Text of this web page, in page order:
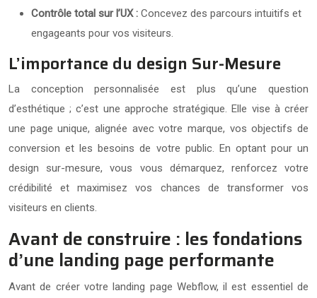
Contrôle total sur l’UX : Concevez des parcours intuitifs et
engageants pour vos visiteurs.
L’importance du design Sur-Mesure
La conception personnalisée est plus qu’une question
d’esthétique ; c’est une approche stratégique. Elle vise à créer
une page unique, alignée avec votre marque, vos objectifs de
conversion et les besoins de votre public. En optant pour un
design sur-mesure, vous vous démarquez, renforcez votre
crédibilité et maximisez vos chances de transformer vos
visiteurs en clients.
Avant de construire : les fondations
d’une landing page performante
Avant de créer votre landing page Webflow, il est essentiel de